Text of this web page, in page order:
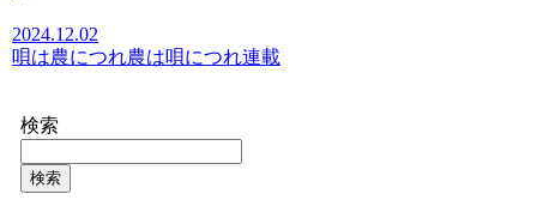
2024.12.02
唄は農につれ農は唄につれ連載
検索
検索